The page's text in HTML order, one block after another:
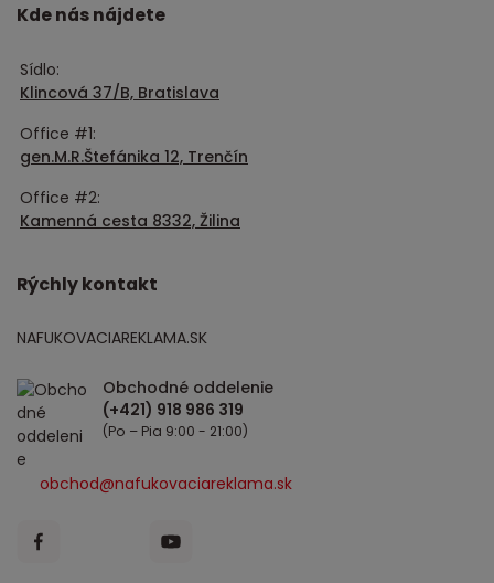
Kde nás nájdete
Sídlo:
Klincová 37/B, Bratislava
Office #1:
gen.M.R.Štefánika 12, Trenčín
Office #2:
Kamenná cesta 8332, Žilina
Rýchly kontakt
NAFUKOVACIAREKLAMA.SK
Obchodné oddelenie
(Po – Pia 9:00 - 21:00)
obchod@nafukovaciareklama.sk